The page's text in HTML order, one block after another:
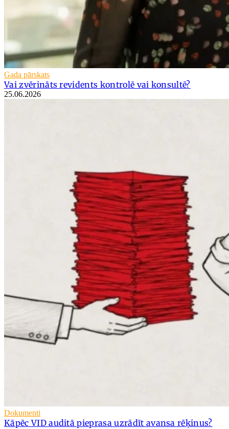
Gada pārskats
Vai zvērināts revidents kontrolē vai konsultē?
25.06.2026
Dokumenti
Kāpēc VID auditā pieprasa uzrādīt avansa rēķinus?